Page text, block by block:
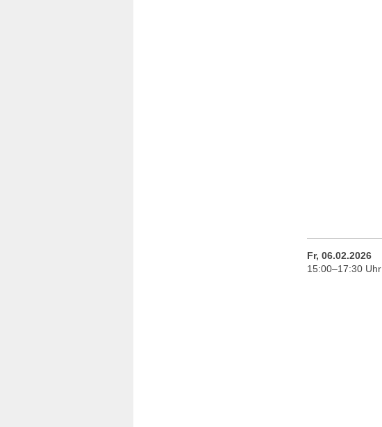
Fr, 06.02.2026
15:00–17:30 Uhr